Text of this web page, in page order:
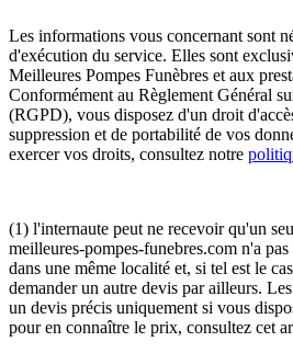
Les informations vous concernant sont
d'exécution du service. Elles sont
Meilleures Pompes Funèbres et aux
Conformément au Règlement Général
(RGPD), vous disposez d'un droit
suppression et de portabilité de vos
exercer vos droits, consultez notre
(1) l'internaute peut ne recevoir qu'un
meilleures-pompes-funebres.com n'a
dans une même localité et, si tel est le
demander un autre devis par ailleurs.
un devis précis uniquement si vous
pour en connaître le prix, consultez cet